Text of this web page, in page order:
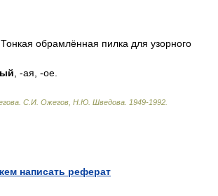
Тонкая обрамлённая пилка для узорного
, -ая, -ое.
С.И. Ожегов, Н.Ю. Шведова. 1949-1992
написать реферат